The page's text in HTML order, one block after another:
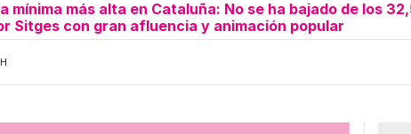
más alta en Cataluña: No se ha bajado de los
Sitges con gran afluencia y animación popular